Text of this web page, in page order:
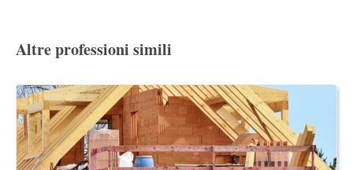
Altre professioni simili